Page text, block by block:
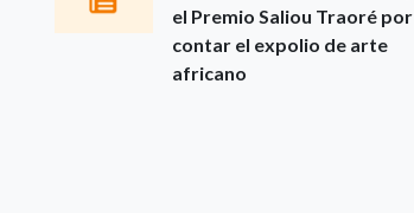
el Premio Saliou Traoré por
contar el expolio de arte
africano